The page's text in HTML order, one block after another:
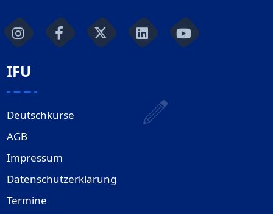
IFU
Deutschkurse
AGB
Impressum
Datenschutzerklärung
Termine